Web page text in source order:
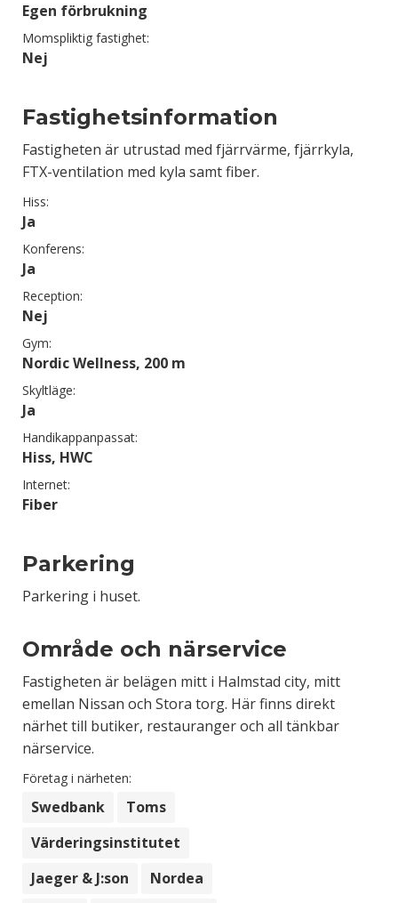
Egen förbrukning
Momspliktig fastighet:
Nej
Fastighetsinformation
Fastigheten är utrustad med fjärrvärme, fjärrkyla,
FTX-ventilation med kyla samt fiber.
Hiss:
Ja
Konferens:
Ja
Reception:
Nej
Gym:
Nordic Wellness, 200 m
Skyltläge:
Ja
Handikappanpassat:
Hiss, HWC
Internet:
Fiber
Parkering
Parkering i huset.
Område och närservice
Fastigheten är belägen mitt i Halmstad city, mitt
emellan Nissan och Stora torg. Här finns direkt
närhet till butiker, restauranger och all tänkbar
närservice.
Företag i närheten:
Swedbank
Toms
Värderingsinstitutet
Jaeger & J:son
Nordea